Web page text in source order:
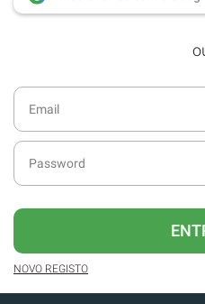
desde dezembro
Acesso ao
SÁBADO.
diário da
publicidade
no site.
Possibilidade de
Ofertas e
serviços,
NOVO REGISTO